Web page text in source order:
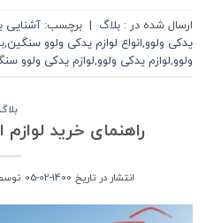
ارسال شده در : بلاگ | برچسب: آشنایی
یدکی ولوو,انواع لوازم یدکی ولوو سنگین,
ولوو,لوازم یدکی ولوو,لوازم یدکی ولوو
بلاگ
راهنمای خرید
انتشار در تاریخ 1400-02-05